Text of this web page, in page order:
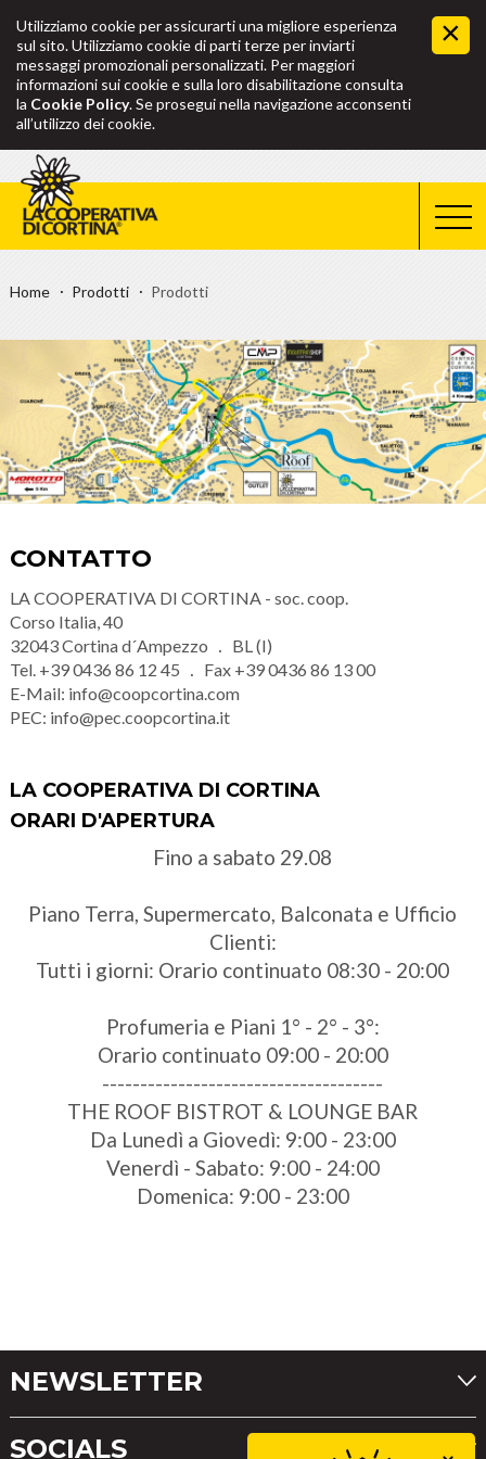
Utilizziamo cookie per assicurarti una migliore esperienza
sul sito. Utilizziamo cookie di parti terze per inviarti
messaggi promozionali personalizzati. Per maggiori
informazioni sui cookie e sulla loro disabilitazione consulta
la Cookie Policy. Se prosegui nella navigazione acconsenti
all’utilizzo dei cookie.
Home Prodotti Prodotti
CONTATTO
LA COOPERATIVA DI CORTINA - soc. coop.
Corso Italia, 40
32043Cortina d´Ampezzo
BL (I)
Tel. +39 0436 86 12 45 Fax +39 0436 86 13 00
E-Mail: info@coopcortina.com
PEC: info@pec.coopcortina.it
LA COOPERATIVA DI CORTINA
ORARI D'APERTURA
Fino a sabato 29.08
Piano Terra, Supermercato, Balconata e Ufficio
Clienti:
Tutti i giorni: Orario continuato 08:30 - 20:00
Profumeria e Piani 1° - 2° - 3°:
Orario continuato 09:00 - 20:00
-------------------------------------
THE ROOF BISTROT & LOUNGE BAR
Da Lunedì a Giovedì: 9:00 - 23:00
Venerdì - Sabato: 9:00 - 24:00
Domenica: 9:00 - 23:00
NEWSLETTER
SOCIALS